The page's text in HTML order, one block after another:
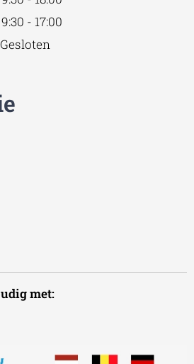
- 17:00
eenvoudig met: